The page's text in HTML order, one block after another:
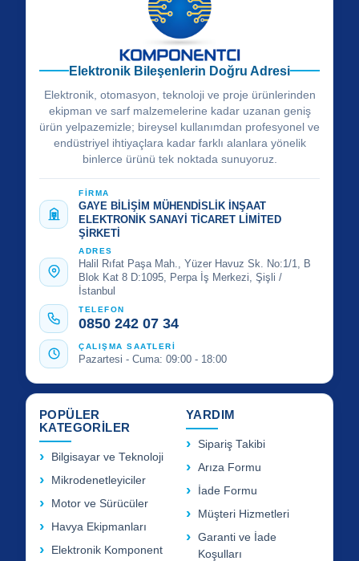
Elektronik Bileşenlerin Doğru Adresi
Elektronik, otomasyon, teknoloji ve proje ürünlerinden
ekipman ve sarf malzemelerine kadar uzanan geniş
ürün yelpazemizle; bireysel kullanımdan profesyonel ve
endüstriyel ihtiyaçlara kadar farklı alanlara yönelik
binlerce ürünü tek noktada sunuyoruz.
FİRMA
GAYE BİLİŞİM MÜHENDİSLİK İNŞAAT
ELEKTRONİK SANAYİ TİCARET LİMİTED
ŞİRKETİ
ADRES
Halil Rıfat Paşa Mah., Yüzer Havuz Sk. No:1/1, B
Blok Kat 8 D:1095, Perpa İş Merkezi, Şişli /
İstanbul
TELEFON
0850 242 07 34
ÇALIŞMA SAATLERİ
Pazartesi - Cuma: 09:00 - 18:00
POPÜLER
KATEGORİLER
Bilgisayar ve Teknoloji
Mikrodenetleyiciler
Motor ve Sürücüler
Havya Ekipmanları
Elektronik Komponent
YARDIM
Sipariş Takibi
Arıza Formu
İade Formu
Müşteri Hizmetleri
Garanti ve İade
Koşulları